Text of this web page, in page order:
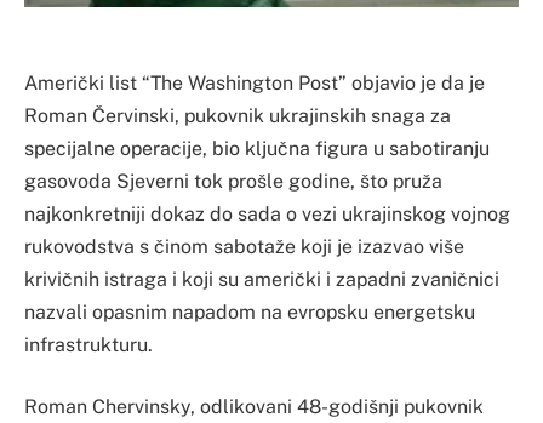
Američki list “The Washington Post” objavio je da je
Roman Červinski, pukovnik ukrajinskih snaga za
specijalne operacije, bio ključna figura u sabotiranju
gasovoda Sjeverni tok prošle godine, što pruža
najkonkretniji dokaz do sada o vezi ukrajinskog vojnog
rukovodstva s činom sabotaže koji je izazvao više
krivičnih istraga i koji su američki i zapadni zvaničnici
nazvali opasnim napadom na evropsku energetsku
infrastrukturu.
Roman Chervinsky, odlikovani 48-godišnji pukovnik